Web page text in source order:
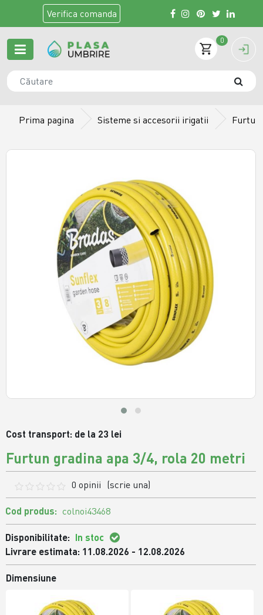
Verifica comanda
0
Prima pagina Sisteme si accesorii irigatii
Cost transport: de la 23 lei
Furtun gradina apa 3/4, rola 20 metri
0 opinii (scrie una)
Cod produs: colnoi43468
Disponibilitate: In stoc
Livrare estimata: 11.08.2026 - 12.08.2026
Dimensiune